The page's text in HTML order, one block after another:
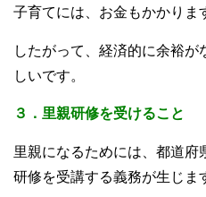
子育てには、お金もかかりま
したがって、経済的に余裕
しいです。
３．里親研修を受けること
里親になるためには、都道府
研修を受講する義務が生じま